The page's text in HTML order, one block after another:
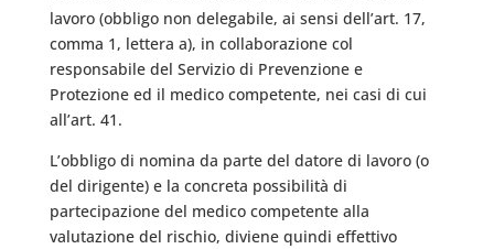
lavoro (obbligo non delegabile, ai sensi dell’art. 17,
comma 1, lettera a), in collaborazione col
responsabile del Servizio di Prevenzione e
Protezione ed il medico competente, nei casi di cui
all’art. 41.
L’obbligo di nomina da parte del datore di lavoro (o
del dirigente) e la concreta possibilità di
partecipazione del medico competente alla
valutazione del rischio, diviene quindi effettivo